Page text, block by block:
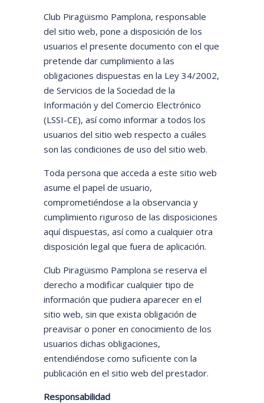
Club Piragüismo Pamplona, responsable
del sitio web, pone a disposición de los
usuarios el presente documento con el que
pretende dar cumplimiento a las
obligaciones dispuestas en la Ley 34/2002,
de Servicios de la Sociedad de la
Información y del Comercio Electrónico
(LSSI-CE), así como informar a todos los
usuarios del sitio web respecto a cuáles
son las condiciones de uso del sitio web.
Toda persona que acceda a este sitio web
asume el papel de usuario,
comprometiéndose a la observancia y
cumplimiento riguroso de las disposiciones
aquí dispuestas, así como a cualquier otra
disposición legal que fuera de aplicación.
Club Piragüismo Pamplona se reserva el
derecho a modificar cualquier tipo de
información que pudiera aparecer en el
sitio web, sin que exista obligación de
preavisar o poner en conocimiento de los
usuarios dichas obligaciones,
entendiéndose como suficiente con la
publicación en el sitio web del prestador.
Responsabilidad